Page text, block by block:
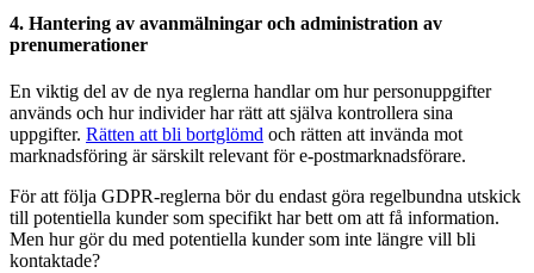
4. Hantering av avanmälningar och administration av
prenumerationer
En viktig del av de nya reglerna handlar om hur personuppgifter
används och hur individer har rätt att själva kontrollera sina
uppgifter. Rätten att bli bortglömd och rätten att invända mot
marknadsföring är särskilt relevant för e-postmarknadsförare.
För att följa GDPR-reglerna bör du endast göra regelbundna utskick
till potentiella kunder som specifikt har bett om att få information.
Men hur gör du med potentiella kunder som inte längre vill bli
kontaktade?